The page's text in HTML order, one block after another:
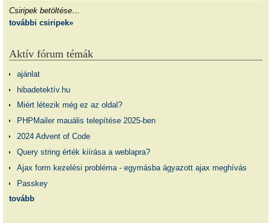
Csiripek betöltése…
további csiripek»
Aktív fórum témák
ajánlat
hibadetektív.hu
Miért létezik még ez az oldal?
PHPMailer mauális telepítése 2025-ben
2024 Advent of Code
Query string érték kiírása a weblapra?
Ajax form kezelési probléma - egymásba ágyazott ajax meghívás
Passkey
tovább